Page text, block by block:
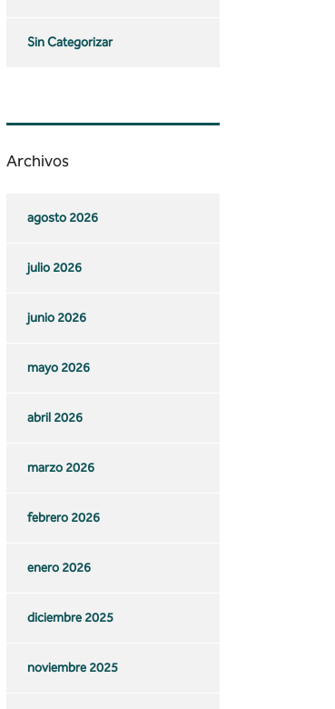
Sin Categorizar
Archivos
agosto 2026
julio 2026
junio 2026
mayo 2026
abril 2026
marzo 2026
febrero 2026
enero 2026
diciembre 2025
noviembre 2025